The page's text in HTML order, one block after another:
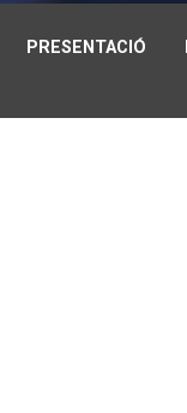
PRESENTACIÓ